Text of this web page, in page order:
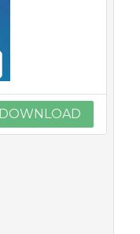
DOWNLOAD